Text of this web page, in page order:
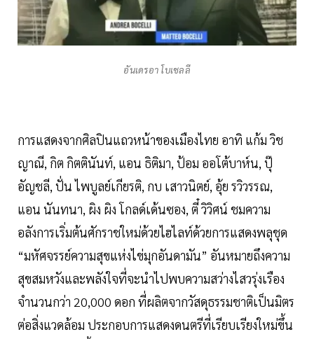
อันเดรอา โบเชลลี
การแสดงจากศิลปินแถวหน้าของเมืองไทย อาทิ แก้ม วิช
ญาณี, กิต กิตตินันท์, แอน ธิติมา, ป้อม ออโต้บาห์น, ปุ๊
อัญชลี, ปั่น ไพบูลย์เกียรติ, กบ เสาวนิตย์, อุ้ย รวิวรรณ,
แอน นันทนา, ผิง ผิง โกลด์เด้นซอง, ตี๋ วิวิศน์ ชมความ
อลังการเริ่มต้นศักราชใหม่ด้วยไฮไลท์ด้วยการแสดงพลุชุด
“มหัศจรรย์ความสุขแห่งไข่มุกอันดามัน” อันหมายถึงความ
สุขสมหวังและพลังใจที่จะนำไปพบความสว่างไสวรุ่งเรือง
จำนวนกว่า 20,000 ดอก ที่ผลิตจากวัสดุธรรมชาติเป็นมิตร
ต่อสิ่งแวดล้อม ประกอบการแสดงดนตรีที่เรียบเรียงใหม่ขึ้น